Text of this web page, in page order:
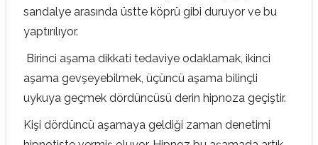
sandalye arasında üstte köprü gibi duruyor ve bu
yaptırılıyor.
Birinci aşama dikkati tedaviye odaklamak, ikinci
aşama gevşeyebilmek, üçüncü aşama bilinçli
uykuya geçmek dördüncüsü derin hipnoza geçiştir.
Kişi dördüncü aşamaya geldiği zaman denetimi